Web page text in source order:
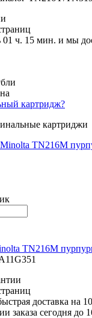
01 ч. 15 мин. и мы
картридж?
картриджи
TN216M
доставка на
заказа сегодня до